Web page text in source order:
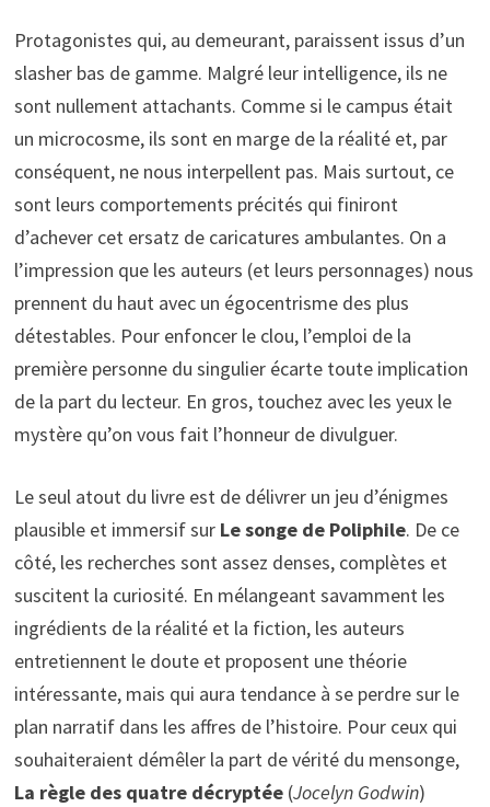
Protagonistes qui, au demeurant, paraissent issus d’un
slasher bas de gamme. Malgré leur intelligence, ils ne
sont nullement attachants. Comme si le campus était
un microcosme, ils sont en marge de la réalité et, par
conséquent, ne nous interpellent pas. Mais surtout, ce
sont leurs comportements précités qui finiront
d’achever cet ersatz de caricatures ambulantes. On a
l’impression que les auteurs (et leurs personnages) nous
prennent du haut avec un égocentrisme des plus
détestables. Pour enfoncer le clou, l’emploi de la
première personne du singulier écarte toute implication
de la part du lecteur. En gros, touchez avec les yeux le
mystère qu’on vous fait l’honneur de divulguer.
Le seul atout du livre est de délivrer un jeu d’énigmes
plausible et immersif sur Le songe de Poliphile. De ce
côté, les recherches sont assez denses, complètes et
suscitent la curiosité. En mélangeant savamment les
ingrédients de la réalité et la fiction, les auteurs
entretiennent le doute et proposent une théorie
intéressante, mais qui aura tendance à se perdre sur le
plan narratif dans les affres de l’histoire. Pour ceux qui
souhaiteraient démêler la part de vérité du mensonge,
La règle des quatre décryptée(Jocelyn Godwin)